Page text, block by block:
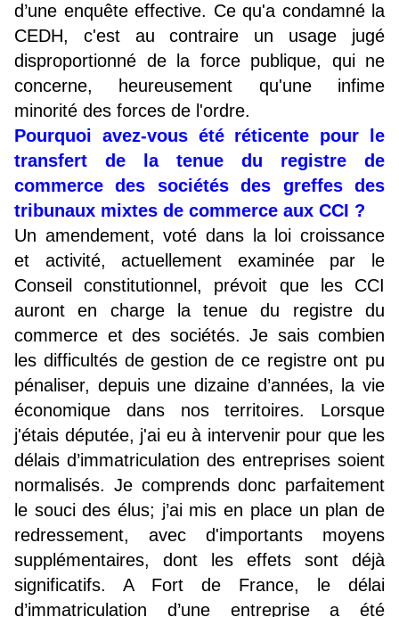
d’une enquête effective. Ce qu'a condamné la
CEDH, c'est au contraire un usage jugé
disproportionné de la force publique, qui ne
concerne, heureusement qu'une infime
minorité des forces de l'ordre.
Pourquoi avez-vous été réticente pour le
transfert de la tenue du registre de
commerce des sociétés des greffes des
tribunaux mixtes de commerce aux CCI ?
Un amendement, voté dans la loi croissance
et activité, actuellement examinée par le
Conseil constitutionnel, prévoit que les CCI
auront en charge la tenue du registre du
commerce et des sociétés. Je sais combien
les difficultés de gestion de ce registre ont pu
pénaliser, depuis une dizaine d’années, la vie
économique dans nos territoires. Lorsque
j'étais députée, j'ai eu à intervenir pour que les
délais d’immatriculation des entreprises soient
normalisés. Je comprends donc parfaitement
le souci des élus; j’ai mis en place un plan de
redressement, avec d'importants moyens
supplémentaires, dont les effets sont déjà
significatifs. A Fort de France, le délai
d’immatriculation d’une entreprise a été